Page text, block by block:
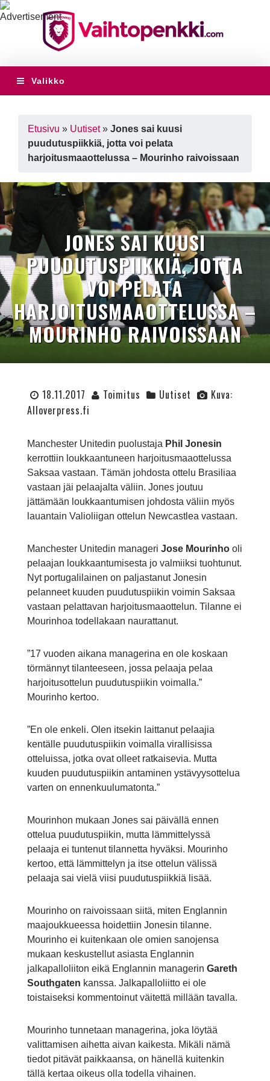
Valikko
Etusivu » Uutiset» Jones sai kuusi
puudutuspiikkiä, jotta voi pelata
harjoitusmaaottelussa – Mourinho raivoissaan
JONES SAI KUUSI
PUUDUTUSPIIKKIÄ, JOTTA
VOI PELATA
HARJOITUSMAAOTTELUSSA –
MOURINHO RAIVOISSAAN
18.11.2017 Toimitus Uutiset
Kuva:
Alloverpress.fi
Manchester Unitedin puolustaja Phil Jonesin
kerrottiin loukkaantuneen harjoitusmaaottelussa
Saksaa vastaan. Tämän johdosta ottelu Brasiliaa
vastaan jäi pelaajalta väliin. Jones joutuu
jättämään loukkaantumisen johdosta väliin myös
lauantain Valioliigan ottelun Newcastlea vastaan.
Manchester Unitedin manageri Jose Mourinho oli
pelaajan loukkaantumisesta jo valmiiksi tuohtunut.
Nyt portugalilainen on paljastanut Jonesin
pelanneet kuuden puudutuspiikin voimin Saksaa
vastaan pelattavan harjoitusmaaottelun. Tilanne ei
Mourinhoa todellakaan naurattanut.
”17 vuoden aikana managerina en ole koskaan
törmännyt tilanteeseen, jossa pelaaja pelaa
harjoitusottelun puudutuspiikin voimalla.”
Mourinho kertoo.
”En ole enkeli. Olen itsekin laittanut pelaajia
kentälle puudutuspiikin voimalla virallisissa
otteluissa, jotka ovat olleet ratkaisevia. Mutta
kuuden puudutuspiikin antaminen ystävyysottelua
varten on ennenkuulumatonta.”
Mourinhon mukaan Jones sai päivällä ennen
ottelua puudutuspiikin, mutta lämmittelyssä
pelaaja ei tuntenut tilannetta hyväksi. Mourinho
kertoo, että lämmittelyn ja itse ottelun välissä
pelaaja sai vielä viisi puudutuspiikkiä lisää.
Mourinho on raivoissaan siitä, miten Englannin
maajoukkueessa hoidettiin Jonesin tilanne.
Mourinho ei kuitenkaan ole omien sanojensa
mukaan keskustellut asiasta Englannin
jalkapalloliiton eikä Englannin managerin Gareth
Southgaten kanssa. Jalkapalloliitto ei ole
toistaiseksi kommentoinut väitettä millään tavalla.
Mourinho tunnetaan managerina, joka löytää
valittamisen aihetta aivan kaikesta. Mikäli nämä
tiedot pitävät paikkaansa, on hänellä kuitenkin
tällä kertaa oikeus olla todella vihainen.